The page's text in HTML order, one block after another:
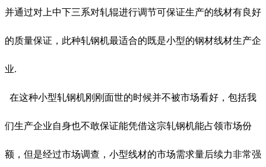
并通过对上中下三系对轧辊进行调节可保证生产的线材有良好
的质量保证，此种轧钢机最适合的既是小型的钢材线材生产企
业.
在这种小型轧钢机刚刚面世的时候并不被市场看好，包括我
们生产企业自身也不敢保证能凭借这宗轧钢机能占领市场份
额，但是经过市场调查，小型线材的市场需求量后续力非常强